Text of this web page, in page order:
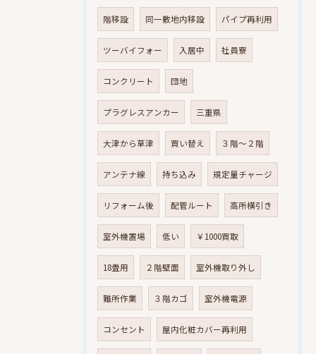
階移設 同一敷地内移設 パイプ再利用
ツーバイフォー 入居中 社員寮
コンクリート 団地
プラグレスアンカー 三重県
大津から草津 買い替え ３階～２階
アンテナ線 持ち込み 規定量チャージ
リフォーム後 配管ルート 高所横引き
室外機置場 低い ￥1000買取
18畳用 ２階壁面 室外機取り外し
難所作業 ３階カゴ 室外機電源
コンセント 屋内化粧カバー再利用